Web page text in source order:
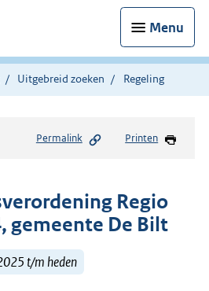
Menu
Uitgebreid zoeken Regeling
Permalink Printen
Regio
gemeente De Bilt
t/m heden